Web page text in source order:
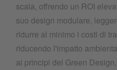
scala, offrendo un ROI
suo design modulare,
ridurre al minimo i costi di
riducendo l'impatto
ai principi del Green